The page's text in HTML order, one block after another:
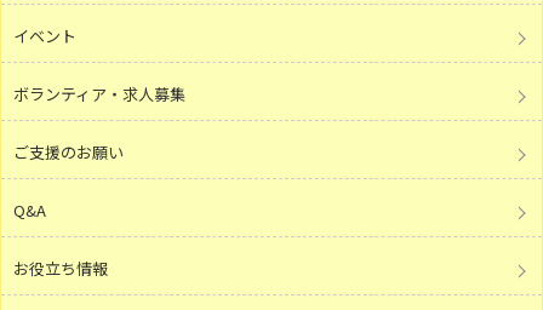
イベント
ボランティア・求人募集
ご支援のお願い
Q&A
お役立ち情報